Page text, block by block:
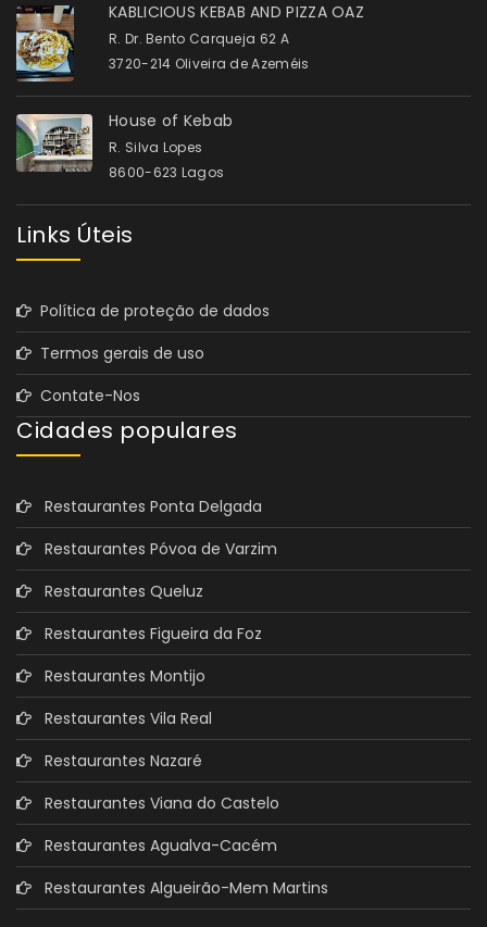
KABLICIOUS KEBAB AND PIZZA OAZ
R. Dr. Bento Carqueja 62 A
3720-214 Oliveira de Azeméis
House of Kebab
R. Silva Lopes
8600-623 Lagos
Links Úteis
Política de proteção de dados
Termos gerais de uso
Contate-Nos
Cidades populares
Restaurantes Ponta Delgada
Restaurantes Póvoa de Varzim
Restaurantes Queluz
Restaurantes Figueira da Foz
Restaurantes Montijo
Restaurantes Vila Real
Restaurantes Nazaré
Restaurantes Viana do Castelo
Restaurantes Agualva-Cacém
Restaurantes Algueirão-Mem Martins